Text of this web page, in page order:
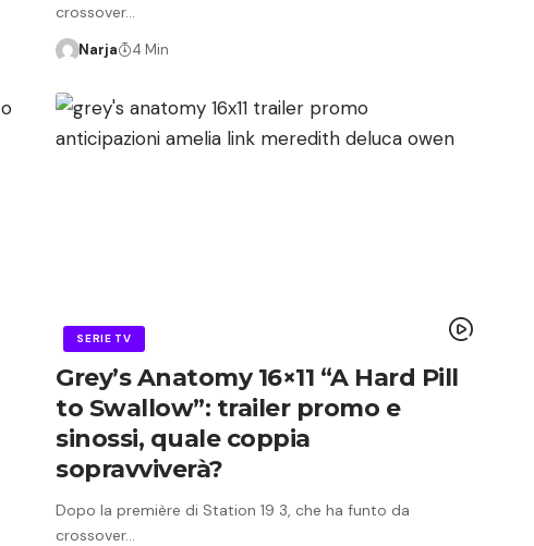
crossover…
Narja 4 Min
SERIE TV
Grey’s Anatomy 16×11 “A Hard Pill
to Swallow”: trailer promo e
sinossi, quale coppia
sopravviverà?
Dopo la première di Station 19 3, che ha funto da
crossover…